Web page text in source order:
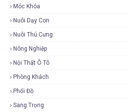
Móc Khóa
Nuôi Dạy Con
Nuôi Thú Cưng
Nông Nghiệp
Nội Thất Ô Tô
Phòng Khách
Phối Đồ
Sang Trọng